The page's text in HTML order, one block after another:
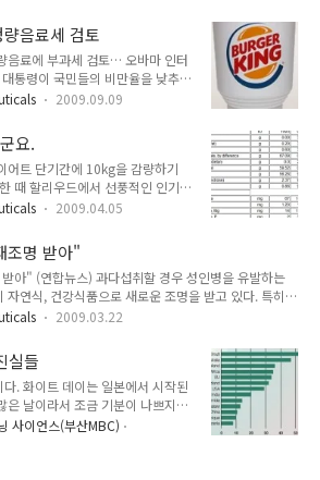
르타제가 유통이력 관리품으로 지정되도록 보건복지부
불만제로에서인가 설탕물 먹인 벌꿀에 대한 고발이 있
인 설탕을 분해하여 단당으로 만들면 꿀과 비슷해진다
가짜 꿀을 만들어 판 사람들이 구속되었답니다. 저걸
전화당(invert sugar)이..
음료세 검토
음료에 부과세 검토… 오바마 인터
통령이 국민들의 비만율을 낮추기
를 부과하는 방안을 검토 중이
마시고 있다. 청량음료 부과세 검
"고 말했다. 이 같은 오바마의 발
십년 동안 콜라 등 청량음료와 정
이 심각하게 높아졌다는 연구를
. 오바마 대통령의 Men's
think it..
2009.09.09
요.
어트 단기간에 10kg을 감량하기
때 할리우드에서 선풍적인 인기를
Diet). 그중에서도 레몬 주스와
트는 인스턴트식품을 비롯한 일체
않고 아침과 점심 대용으로 이 음
플 시럽으로 최소한의 탄수화물을
대사효과를 준다는 것이다. 저 메
축 단풍나무 수액"인데 우리나라
플 시럽이라는 것이 사실 진한 설
..
2009.04.05
조명 받아"
아" (연합뉴스) 과다섭취할 경우 성인병을 유발하는
자연식, 건강식품으로 새로운 조명을 받고 있다. 특히
료 제조업체들은 그동안 단맛을 내기 위해 30여년간
고 있다고 뉴욕 타임스(NYT)가 21일 보도했다. (중략)
다를 사용해 여러 화학적 작용과 가공을 거쳐 생산되
덜 된 유기농 제품을 선호하는 성향과 가격이 저렴한
인으로 작용하고 있다.위의 반가운(?) 뉴스는 뉴욕타임
Label..
2009.03.22
실들
. 화이트 데이는 일본에서 시작된
은 날이라서 조금 기분이 나쁘지만
이야기를 했는데 이번에는 사탕
니다. 1. 사탕, 달콤한 유혹 과거 사
는 식품이었습니다. 배고팠던 시
사이언스(부산MBC)